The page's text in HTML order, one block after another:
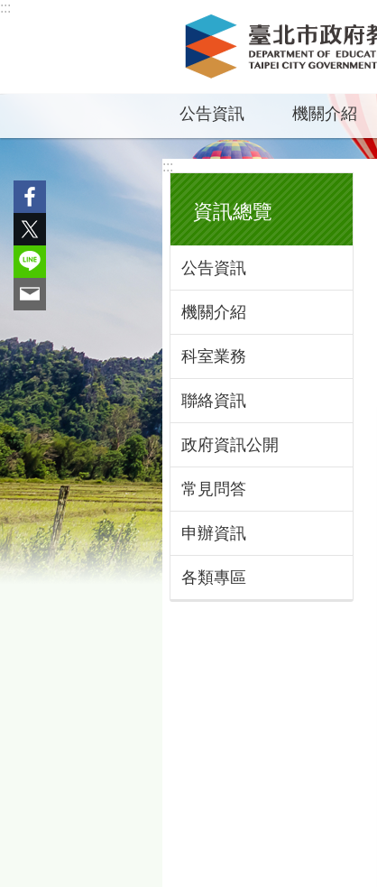
跳到主要內容區塊
:::
公告資訊 機關介紹
:::
資訊總覽
公告資訊
機關介紹
科室業務
聯絡資訊
政府資訊公開
常見問答
申辦資訊
各類專區